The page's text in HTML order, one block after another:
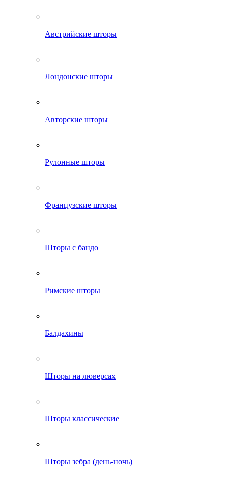
Австрийские шторы
Лондонские шторы
Авторские шторы
Рулонные шторы
Французские шторы
Шторы с бандо
Римские шторы
Балдахины
Шторы на люверсах
Шторы классические
Шторы зебра (день-ночь)